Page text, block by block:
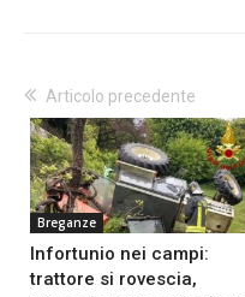
Articolo precedente
Breganze
Infortunio nei campi:
trattore si rovescia,